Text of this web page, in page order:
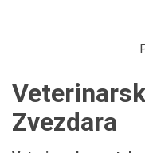
Zvezdara